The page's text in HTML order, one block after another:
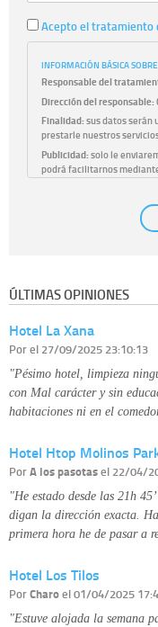
Acepto el tratamiento
INFORMACIÓN BÁSICA
Responsable del
Dirección del responsable:
Finalidad:sus datos serán
prestarle nuestros
Publicidad:solo le
podrá facilitarnos
únicamente
previo, que podrá
Derechos:tiene derecho a
disponible en nuestra
Información
ÚLTIMAS OPINIONES
Hotel La Xana
Porel 27/09/2025 23:10:13
"Pésimo hotel, limpieza
con Mal carácter y sin
habitaciones ni en el
Hotel Htop Molinos
PorA los pasotasel 22/04/
"He estado desde las 21h
digan la dirección exacta.
primera hora he de pasar a
Hotel Los Tilos
PorCharoel 01/04/2025
"Estuve alojada la semana